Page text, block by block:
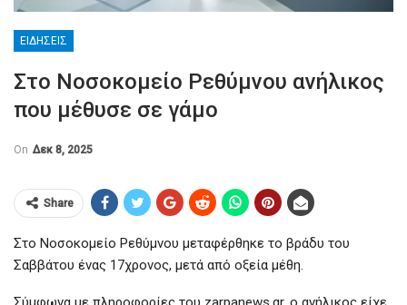
ΕΙΔΉΣΕΙΣ
Στο Νοσοκομείο Ρεθύμνου ανήλικος
που μέθυσε σε γάμο
On Δεκ 8, 2025
Share
Στο Νοσοκομείο Ρεθύμνου μεταφέρθηκε το βράδυ του
Σαββάτου ένας 17χρονος, μετά από οξεία μέθη.